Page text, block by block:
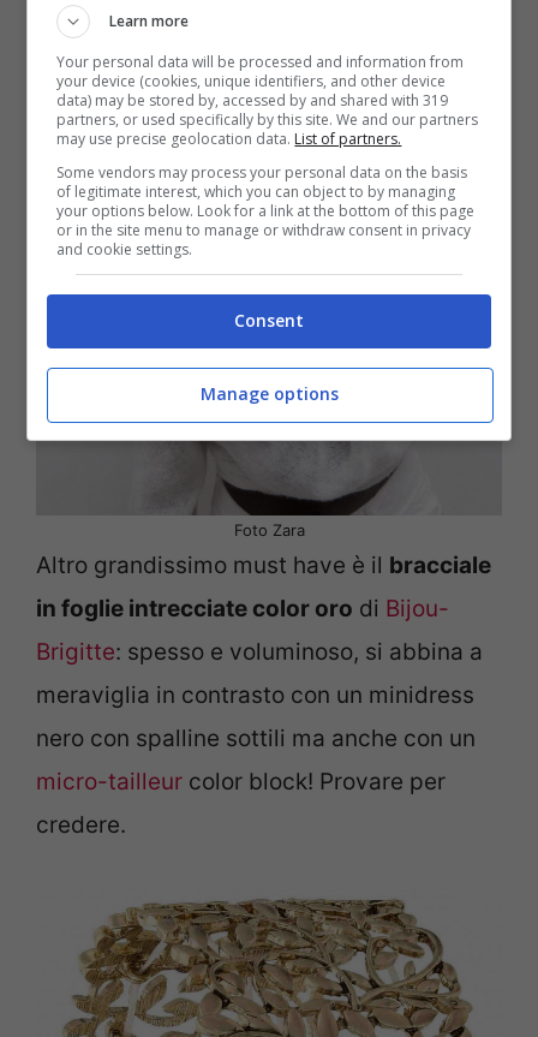
Foto Zara
Altro grandissimo must have è il bracciale
in foglie intrecciate color oro di Bijou-
Brigitte: spesso e voluminoso, si abbina a
meraviglia in contrasto con un minidress
nero con spalline sottili ma anche con un
micro-tailleur color block! Provare per
credere.
Learn more
Your personal data will be processed and information from
your device (cookies, unique identifiers, and other device
data) may be stored by, accessed by and shared with 319
partners, or used specifically by this site. We and our partners
may use precise geolocation data. List of partners.
Some vendors may process your personal data on the basis
of legitimate interest, which you can object to by managing
your options below. Look for a link at the bottom of this page
or in the site menu to manage or withdraw consent in privacy
and cookie settings.
Consent
Manage options